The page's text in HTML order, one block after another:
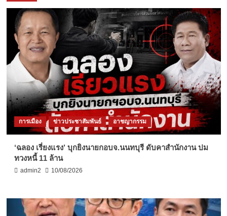
การเมือง ข่าวประชาสัมพันธ์ อาชญากรรม
‘ฉลอง เรี่ยงแรง’ บุกยิงนายกอบจ.นนทบุรี ดับคาสำนักงาน ปม
ทวงหนี้ 11 ล้าน
admin2 10/08/2026